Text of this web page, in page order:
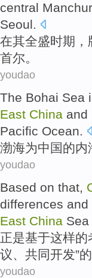
central
Seoul.
在其全盛时期，
首尔。
youdao
The Bohai Sea
East China and
Pacific Ocean.
渤海为中国的内
youdao
Based on that,
differences and
East China Sea
正是基于这样的
议、 共同开发”的
youdao